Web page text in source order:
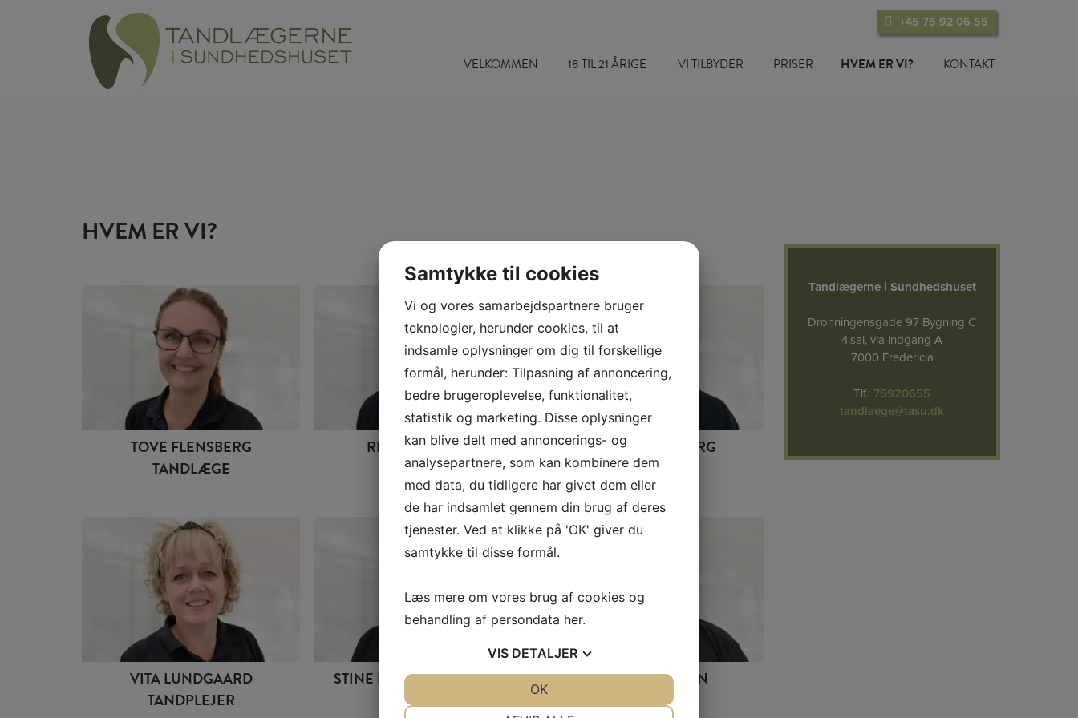
+45 75 92 06 55
VELKOMMEN 18 TIL 21 ÅRIGE VI TILBYDER PRISER HVEM ER VI? KONTAKT
HVEM ER VI?
TOVE FLENSBERG
TANDLÆGE
RENÉ THOMSEN
TANDLÆGE
STINA JUHL-BERG
TANDLÆGE
VITA LUNDGAARD
TANDPLEJER
STINE KONGSTED JENSEN
TANDPLEJER
TINA THOMSEN
SEKRETÆR
Tandlægerne i Sundhedshuset
Dronningensgade 97 Bygning C
4.sal, via indgang A
7000 Fredericia
Tlf.: 75920655
tandlaege@tasu.dk
Samtykke til cookies
Vi og vores samarbejdspartnere bruger
teknologier, herunder cookies, til at
indsamle oplysninger om dig til forskellige
formål, herunder: Tilpasning af annoncering,
bedre brugeroplevelse, funktionalitet,
statistik og marketing. Disse oplysninger
kan blive delt med annoncerings- og
analysepartnere, som kan kombinere dem
med data, du tidligere har givet dem eller
de har indsamlet gennem din brug af deres
tjenester. Ved at klikke på 'OK' giver du
samtykke til disse formål.
Læs mere om vores brug af cookies og
behandling af persondata her.
VIS DETALJER
OK